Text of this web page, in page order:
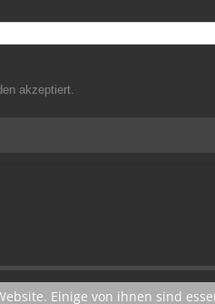
akzeptiert.
Einige von ihnen sind